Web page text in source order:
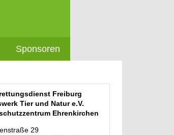
Sponsoren
Freiburg
Tier und Natur e.V.
Ehrenkirchen
29